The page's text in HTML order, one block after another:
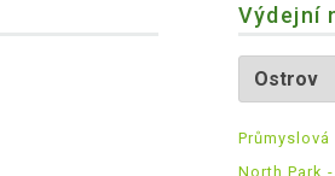
Výdejní
North Park